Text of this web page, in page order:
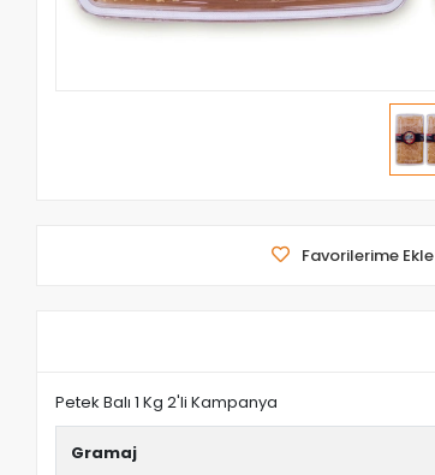
Favorilerime Ekle
Petek Balı 1 Kg 2'li Kampanya
Gramaj